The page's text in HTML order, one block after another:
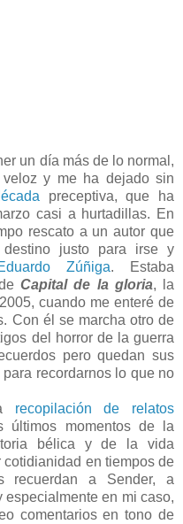
un día más de lo normal,
y me ha dejado sin
preceptiva, que ha
casi a hurtadillas. En
rescato a un autor que
destino justo para irse y
Zúñiga. Estaba
Capital de la gloria, la
cuando me enteré de
Con él se marcha otro de
del horror de la guerra
pero quedan sus
recordarnos lo que no
recopilación de relatos
últimos momentos de la
bélica y de la vida
en tiempos de
recuerdan a Sender, a
en mi caso,
comentarios en tono de